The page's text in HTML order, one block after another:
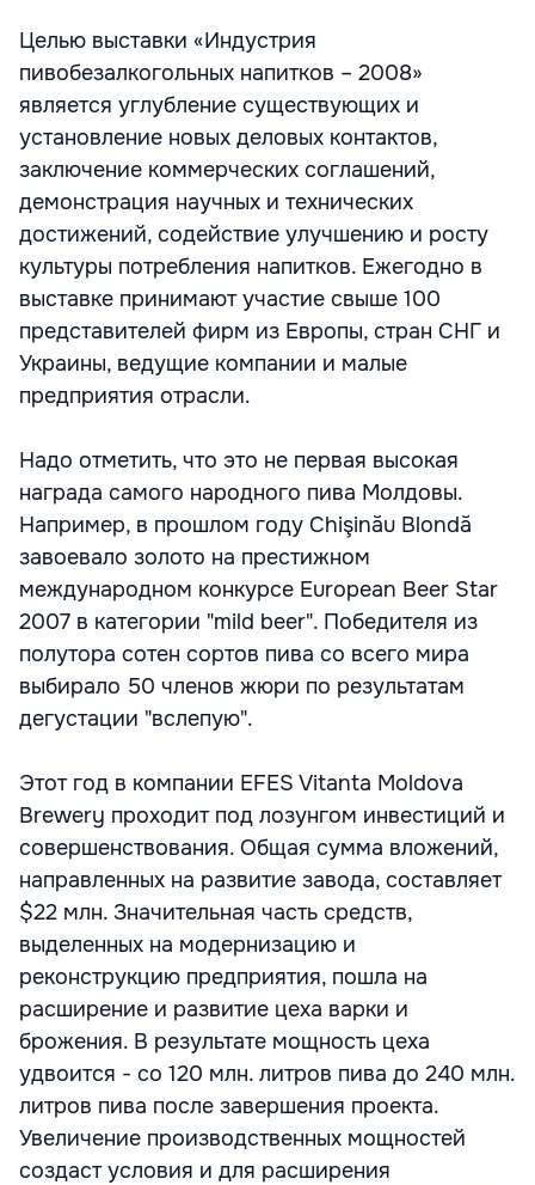
Целью выставки «Индустрия
пивобезалкогольных напитков – 2008»
является углубление существующих и
установление новых деловых контактов,
заключение коммерческих соглашений,
демонстрация научных и технических
достижений, содействие улучшению и росту
культуры потребления напитков. Ежегодно в
выставке принимают участие свыше 100
представителей фирм из Европы, стран СНГ и
Украины, ведущие компании и малые
предприятия отрасли.
Надо отметить, что это не первая высокая
награда самого народного пива Молдовы.
Например, в прошлом году Chişinău Blondă
завоевало золото на престижном
международном конкурсе European Beer Star
2007 в категории "mild beer". Победителя из
полутора сотен сортов пива со всего мира
выбирало 50 членов жюри по результатам
дегустации "вслепую".
Этот год в компании EFES Vitanta Moldova
Brewery проходит под лозунгом инвестиций и
совершенствования. Общая сумма вложений,
направленных на развитие завода, составляет
$22 млн. Значительная часть средств,
выделенных на модернизацию и
реконструкцию предприятия, пошла на
расширение и развитие цеха варки и
брожения. В результате мощность цеха
удвоится - со 120 млн. литров пива до 240 млн.
литров пива после завершения проекта.
Увеличение производственных мощностей
создаст условия и для расширения